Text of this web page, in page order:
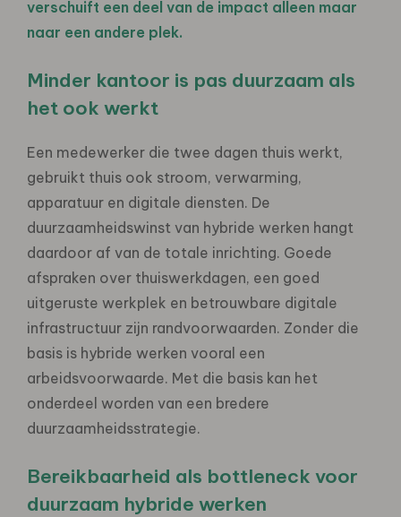
verschuift een deel van de impact alleen maar
naar een andere plek.
Minder kantoor is pas duurzaam als
het ook werkt
Een medewerker die twee dagen thuis werkt,
gebruikt thuis ook stroom, verwarming,
apparatuur en digitale diensten. De
duurzaamheidswinst van hybride werken hangt
daardoor af van de totale inrichting. Goede
afspraken over thuiswerkdagen, een goed
uitgeruste werkplek en betrouwbare digitale
infrastructuur zijn randvoorwaarden. Zonder die
basis is hybride werken vooral een
arbeidsvoorwaarde. Met die basis kan het
onderdeel worden van een bredere
duurzaamheidsstrategie.
Bereikbaarheid als bottleneck voor
duurzaam hybride werken